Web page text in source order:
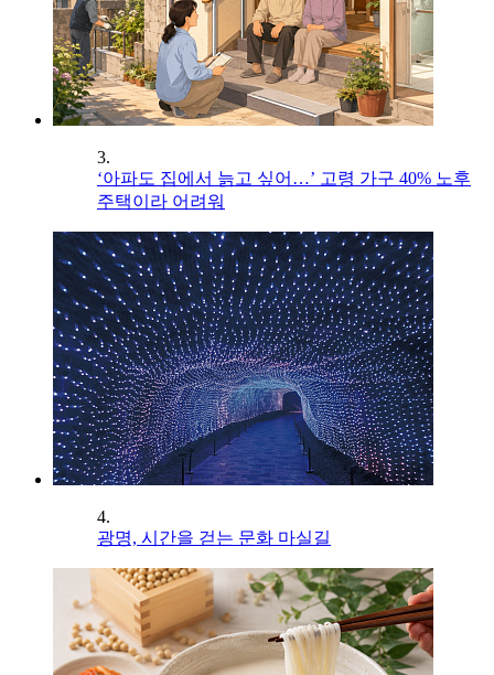
3.
‘아파도 집에서 늙고 싶어…’ 고령 가구 40% 노후
주택이라 어려워
4.
광명, 시간을 걷는 문화 마실길